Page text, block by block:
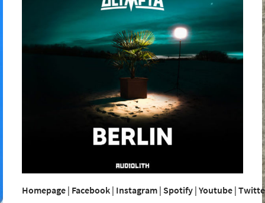
Homepage | Facebook | Instagram | Spotify | Youtube |